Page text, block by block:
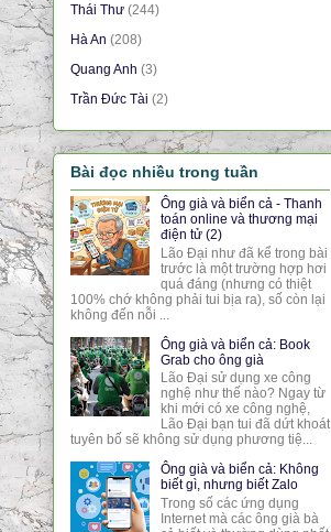
Thái Thư (244)
Hà An (208)
Quang Anh (3)
Trần Đức Tài (2)
Bài đọc nhiều trong tuần
Ông già và biển cả - Thanh
toán online và thương mại
điện tử (2)
Lão Đại như đã kể trong bài
trước là một trường hợp hơi
quá đáng (nhưng có thiệt
100% chớ không phải tui bịa ra), số còn lại
không đến nỗi ...
Ông già và biển cả: Book
Grab cho ông già
Lão Đại sử dụng xe công
nghệ như thế nào? Ngay từ
khi mới có xe công nghệ,
Lão Đại bạn tui đã dứt khoát
tuyên bố sẽ không sử dụng phương tiệ...
Ông già và biển cả: Không
biết gì, nhưng biết Zalo
Trong số các ứng dụng
Internet mà các ông già bà